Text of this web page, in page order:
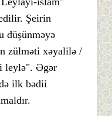
Şeirin
düşünməyə
zülməti xəyalilə /
leylə". Əgər
ilk bədii